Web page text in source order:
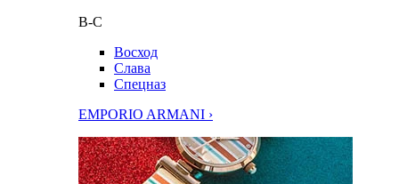
В-С
Восход
Слава
Спецназ
EMPORIO ARMANI ›